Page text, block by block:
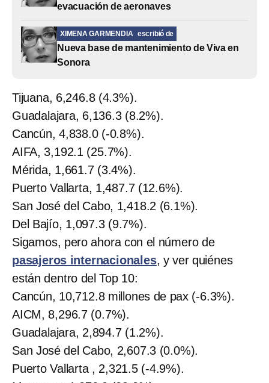
evacuación de aeronaves
XIMENA GARMENDIA escribió de
Nueva base de mantenimiento de Viva en
Sonora
Tijuana, 6,246.8 (4.3%).
Guadalajara, 6,136.3 (8.2%).
Cancún, 4,838.0 (-0.8%).
AIFA, 3,192.1 (25.7%).
Mérida, 1,661.7 (3.4%).
Puerto Vallarta, 1,487.7 (12.6%).
San José del Cabo, 1,418.2 (6.1%).
Del Bajío, 1,097.3 (9.7%).
Sigamos, pero ahora con el número de
pasajeros internacionales, y ver quiénes
están dentro del Top 10:
Cancún, 10,712.8 millones de pax (-6.3%).
AICM, 8,296.7 (0.7%).
Guadalajara, 2,894.7 (1.2%).
San José del Cabo, 2,607.3 (0.0%).
Puerto Vallarta , 2,321.5 (-4.9%).